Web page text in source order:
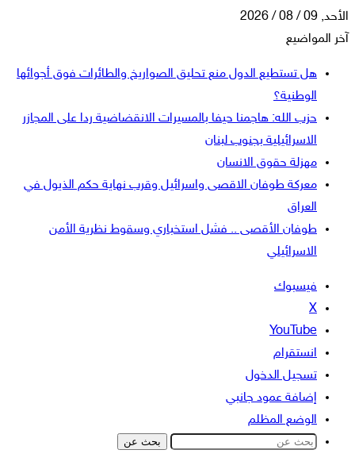
الأحد, 09 / 08 / 2026
آخر المواضيع
هل تستطيع الدول منع تحليق الصواريخ والطائرات فوق أجوائها
الوطنية؟
حزب الله: هاجمنا حيفا بالمسيرات الانقضاضية ردا على المجازر
الاسرائيلية بجنوب لبنان
مهزلة حقوق الانسان
معركة طوفان الاقصى واسرائيل وقرب نهاية حكم الذيول في
العراق
طوفان الأقصى .. فشل استخباري وسقوط نظرية الأمن
الاسرائيلي
فيسبوك
‫X
‫YouTube
انستقرام
تسجيل الدخول
إضافة عمود جانبي
الوضع المظلم
بحث عن